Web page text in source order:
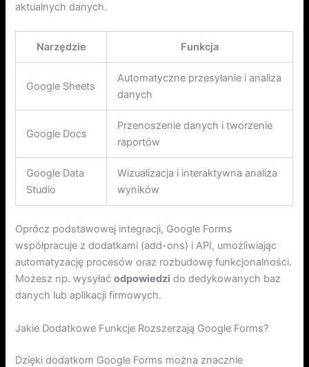
aktualnych danych.
Narzędzie Funkcja
Google Sheets
Automatyczne przesyłanie i analiza
danych
Google Docs
Przenoszenie danych i tworzenie
raportów
Google Data
Studio
Wizualizacja i interaktywna analiza
wyników
Oprócz podstawowej integracji, Google Forms
współpracuje z dodatkami (add-ons) i API, umożliwiając
automatyzację procesów oraz rozbudowę funkcjonalności.
Możesz np. wysyłaćodpowiedzi do dedykowanych baz
danych lub aplikacji firmowych.
Jakie Dodatkowe Funkcje Rozszerzają Google Forms?
Dzięki dodatkom Google Forms można znacznie